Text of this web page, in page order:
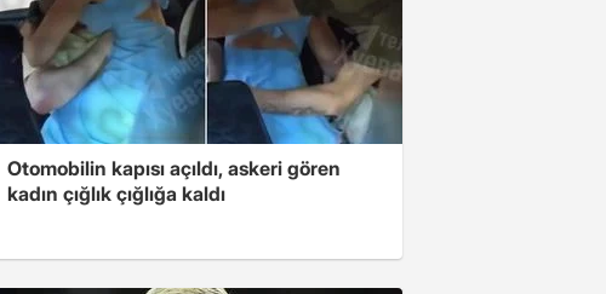
Otomobilin kapısı açıldı, askeri gören
kadın çığlık çığlığa kaldı